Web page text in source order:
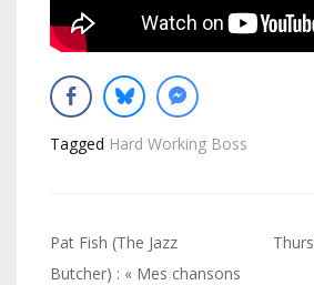
Tagged Hard Working Boss
Navigation
Pat Fish (The Jazz
Butcher) : « Mes chansons